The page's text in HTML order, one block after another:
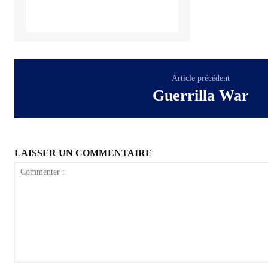
Article précédent
Guerrilla War
LAISSER UN COMMENTAIRE